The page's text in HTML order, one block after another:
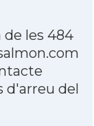
de les 484
d'arreu del